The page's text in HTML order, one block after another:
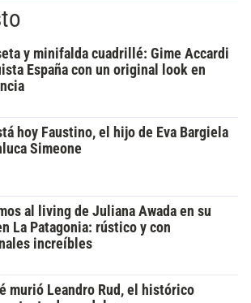
y minifalda cuadrillé: Gime Accardi
España con un original look en
hoy Faustino, el hijo de Eva Bargiela
Simeone
al living de Juliana Awada en su
La Patagonia: rústico y con
increíbles
murió Leandro Rud, el histórico